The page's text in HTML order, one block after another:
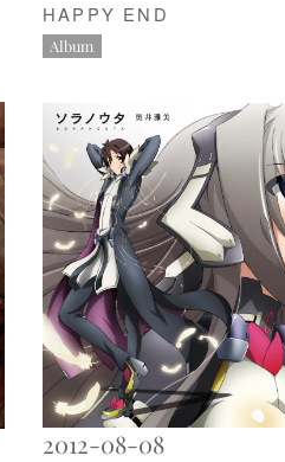
HAPPY END
Album
2012-08-08